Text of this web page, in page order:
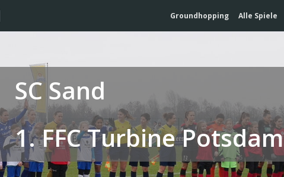
Groundhopping Alle Spiele
SC Sand
1. FFC Turbine Potsdam